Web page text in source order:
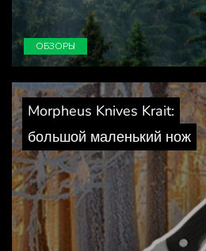
ОБЗОРЫ
Morpheus Knives Krait:
большой маленький нож